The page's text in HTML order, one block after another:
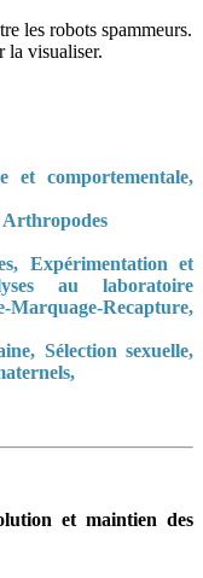
les robots spammeurs.
la visualiser.
et comportementale,
Arthropodes
Expérimentation et
au laboratoire
Recapture,
Sélection sexuelle,
et maintien des